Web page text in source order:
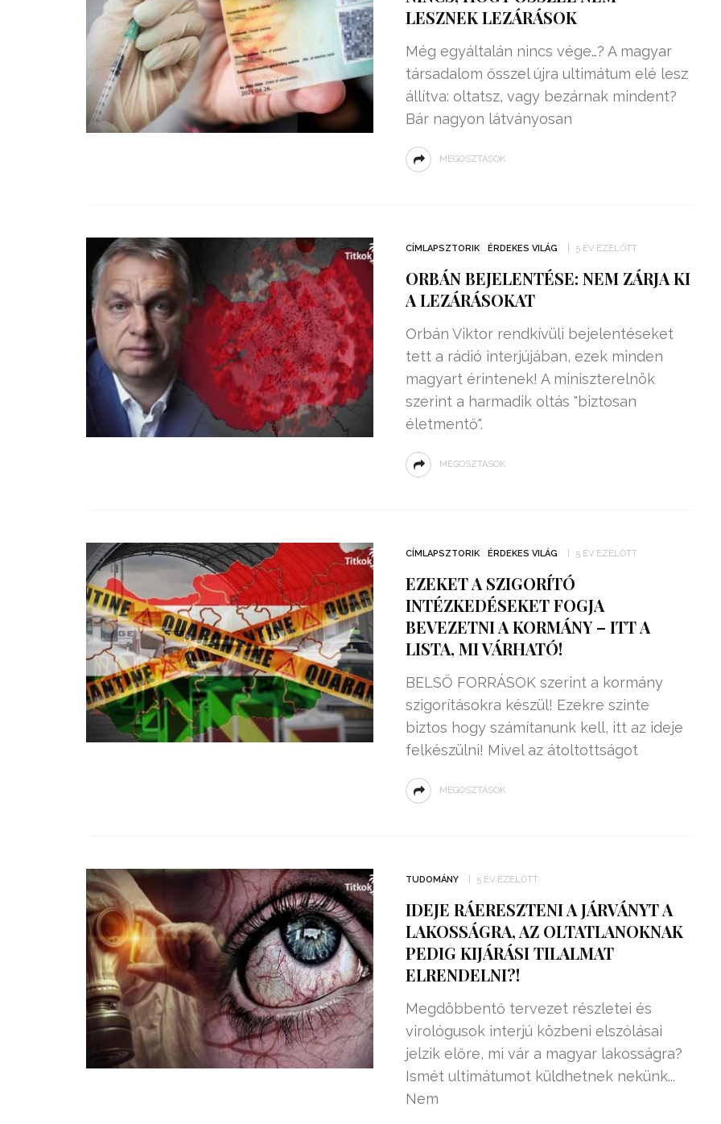
LESZNEK LEZÁRÁSOK
Még egyáltalán nincs vége…? A magyar
társadalom ősszel újra ultimátum elé lesz
állítva: oltatsz, vagy bezárnak mindent?
Bár nagyon látványosan
MEGOSZTÁSOK
CÍMLAPSZTORIK ÉRDEKES VILÁG 5 ÉV EZELŐTT
ORBÁN BEJELENTÉSE: NEM ZÁRJA KI
A LEZÁRÁSOKAT
Orbán Viktor rendkívüli bejelentéseket
tett a rádió interjújában, ezek minden
magyart érintenek! A miniszterelnök
szerint a harmadik oltás "biztosan
életmentő".
MEGOSZTÁSOK
CÍMLAPSZTORIK ÉRDEKES VILÁG 5 ÉV EZELŐTT
EZEKET A SZIGORÍTÓ
INTÉZKEDÉSEKET FOGJA
BEVEZETNI A KORMÁNY – ITT A
LISTA, MI VÁRHATÓ!
BELSŐ FORRÁSOK szerint a kormány
szigorításokra készül! Ezekre szinte
biztos hogy számítanunk kell, itt az ideje
felkészülni! Mivel az átoltottságot
MEGOSZTÁSOK
TUDOMÁNY 5 ÉV EZELŐTT
IDEJE RÁERESZTENI A JÁRVÁNYT A
LAKOSSÁGRA, AZ OLTATLANOKNAK
PEDIG KIJÁRÁSI TILALMAT
ELRENDELNI?!
Megdöbbentő tervezet részletei és
virológusok interjú közbeni elszólásai
jelzik előre, mi vár a magyar lakosságra?
Ismét ultimátumot küldhetnek nekünk...
Nem